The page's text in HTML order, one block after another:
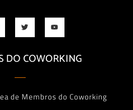
DO COWORKING
de Membros do Coworking